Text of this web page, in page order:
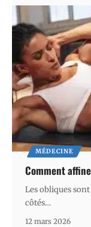
MÉDECINE
Comment
Les obliques
côtés…
12 mars 2026